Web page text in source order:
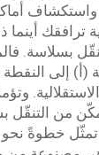
أينما
بسلاسة.
(أ) إلى
من التنقّل
خطوةً نحو